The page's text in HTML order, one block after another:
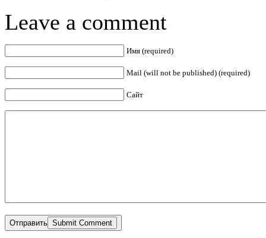
Leave a comment
Имя (required)
Mail (will not be published) (required)
Сайт
Отправить